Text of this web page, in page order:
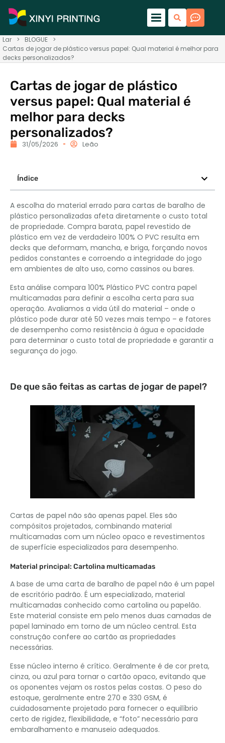
Lar > BLOGUE
>
Cartas de jogar de plástico versus papel: Qual material é melhor para
decks personalizados?
Cartas de jogar de plástico
versus papel: Qual material é
melhor para decks
personalizados?
31/05/2026 Leão
Índice
A escolha do material errado para cartas de baralho de
plástico personalizadas afeta diretamente o custo total
de propriedade. Compra barata, papel revestido de
plástico em vez de verdadeiro 100% O PVC resulta em
decks que deformam, mancha, e briga, forçando novos
pedidos constantes e corroendo a integridade do jogo
em ambientes de alto uso, como cassinos ou bares.
Esta análise compara 100% Plástico PVC contra papel
multicamadas para definir a escolha certa para sua
operação. Avaliamos a vida útil do material – onde o
plástico pode durar até 50 vezes mais tempo – e fatores
de desempenho como resistência à água e opacidade
para determinar o custo total de propriedade e garantir a
segurança do jogo.
De que são feitas as cartas de jogar de papel?
Cartas de papel não são apenas papel. Eles são
compósitos projetados, combinando material
multicamadas com um núcleo opaco e revestimentos
de superfície especializados para desempenho.
Material principal: Cartolina multicamadas
A base de uma carta de baralho de papel não é um papel
de escritório padrão. É um especializado, material
multicamadas conhecido como cartolina ou papelão.
Este material consiste em pelo menos duas camadas de
papel laminado em torno de um núcleo central. Esta
construção confere ao cartão as propriedades
necessárias.
Esse núcleo interno é crítico. Geralmente é de cor preta,
cinza, ou azul para tornar o cartão opaco, evitando que
os oponentes vejam os rostos pelas costas. O peso do
estoque, geralmente entre 270 e 330 GSM, é
cuidadosamente projetado para fornecer o equilíbrio
certo de rigidez, flexibilidade, e “foto” necessário para
embaralhamento e manuseio adequados.